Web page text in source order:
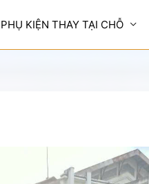
PHỤ KIỆN THAY TẠI CHỖ